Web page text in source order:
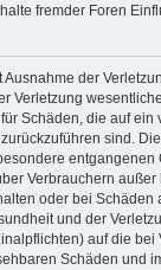
fremder Foren
Ausnahme der
Verletzung
Schäden, die auf ein
sind.
entgangenen
Verbrauchern
oder bei Schäden
und der
auf die bei
Schäden und